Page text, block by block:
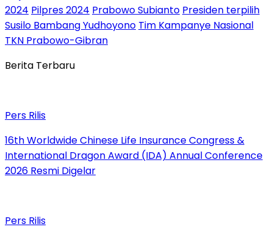
2024 Pilpres 2024 Prabowo Subianto Presiden terpilih
Susilo Bambang Yudhoyono Tim Kampanye Nasional
TKN Prabowo-Gibran
Berita Terbaru
Pers Rilis
16th Worldwide Chinese Life Insurance Congress &
International Dragon Award (IDA) Annual Conference
2026 Resmi Digelar
Pers Rilis